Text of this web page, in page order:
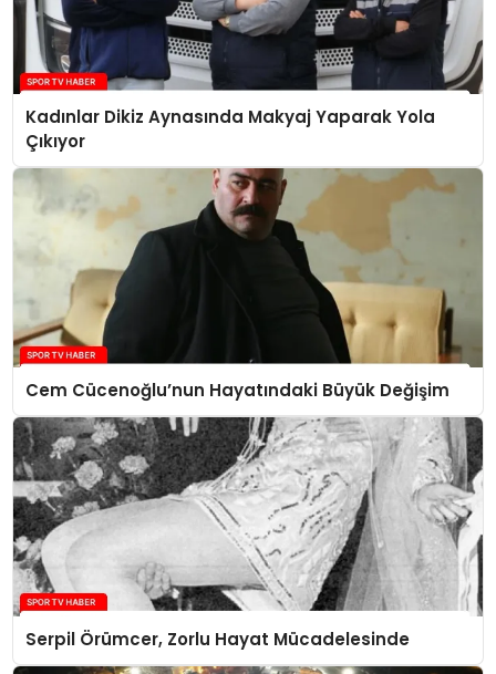
Kadınlar Dikiz Aynasında Makyaj Yaparak Yola
Çıkıyor
Cem Cücenoğlu’nun Hayatındaki Büyük Değişim
Serpil Örümcer, Zorlu Hayat Mücadelesinde